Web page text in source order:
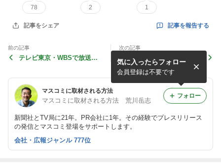
78 2 1
記事をシェア 記事を報告する
前の記事
テレビ東京・WBSで放送さ
次の記事
芸術家・草間彌生さんの独
創 ネットの世界
マスコミに取材される方法
マスコミに取材される方法 荒川岳志
新聞社とTV局に21年。PR会社に1年。その経験でプレスリリース
の発信とマスコミ登場をサポートします。
気に入ったらフォロー
会員登録は不要です
フォロー
会社・広報ジャンル 777位